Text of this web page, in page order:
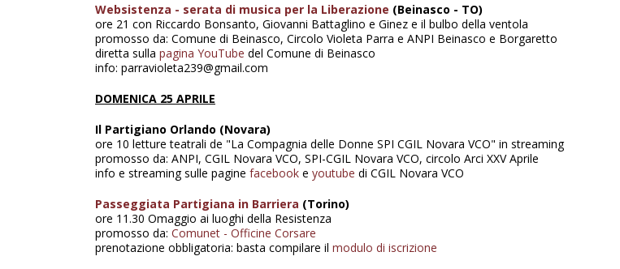
Websistenza - serata di musica per la Liberazione (Beinasco - TO)
ore 21 con Riccardo Bonsanto, Giovanni Battaglino e Ginez e il bulbo della ventola
promosso da: Comune di Beinasco, Circolo Violeta Parra e ANPI Beinasco e Borgaretto
diretta sulla pagina YouTube del Comune di Beinasco
info: parravioleta239@gmail.com
DOMENICA 25 APRILE
Il Partigiano Orlando (Novara)
ore 10 letture teatrali de "La Compagnia delle Donne SPI CGIL Novara VCO" in streaming
promosso da: ANPI, CGIL Novara VCO, SPI-CGIL Novara VCO, circolo Arci XXV Aprile
info e streaming sulle pagine facebook e youtube di CGIL Novara VCO
Passeggiata Partigiana in Barriera (Torino)
ore 11.30 Omaggio ai luoghi della Resistenza
promosso da: Comunet - Officine Corsare
prenotazione obbligatoria: basta compilare il modulo di iscrizione